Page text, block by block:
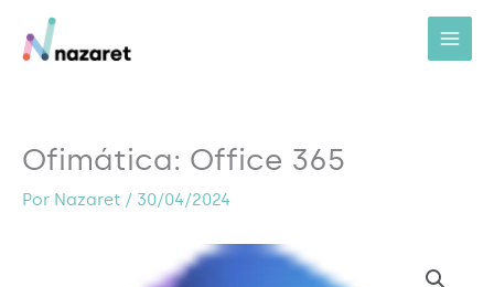
contenido
Ofimática: Office 365
Por Nazaret / 30/04/2024